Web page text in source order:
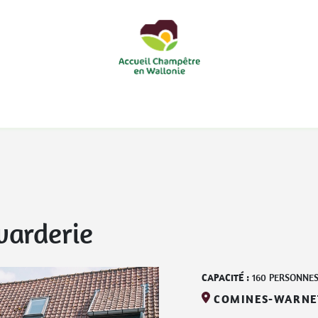
CAPACITÉ : 160 PERSONNES
COMINES-